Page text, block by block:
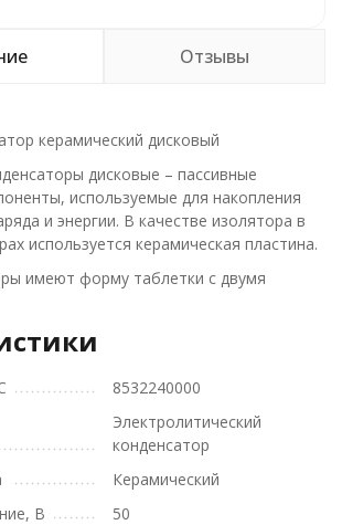
Отзывы
керамический дисковый
дисковые – пассивные
используемые для накопления
и энергии. В качестве изолятора в
используется керамическая пластина.
имеют форму таблетки с двумя
8532240000
Электролитический
конденсатор
Керамический
В
50